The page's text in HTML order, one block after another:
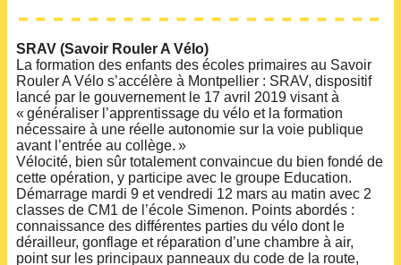
SRAV (Savoir Rouler A Vélo)
La formation des enfants des écoles primaires au Savoir
Rouler A Vélo s’accélère à Montpellier : SRAV, dispositif
lancé par le gouvernement le 17 avril 2019 visant à
« généraliser l’apprentissage du vélo et la formation
nécessaire à une réelle autonomie sur la voie publique
avant l’entrée au collège. »
Vélocité, bien sûr totalement convaincue du bien fondé de
cette opération, y participe avec le groupe Education.
Démarrage mardi 9 et vendredi 12 mars au matin avec 2
classes de CM1 de l’école Simenon. Points abordés :
connaissance des différentes parties du vélo dont le
dérailleur, gonflage et réparation d’une chambre à air,
point sur les principaux panneaux du code de la route,